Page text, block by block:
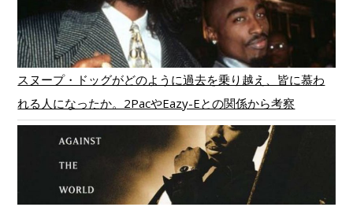
スヌープ・ドッグがどのように過去を乗り越え、皆に慕わ
れる人になったか。2PacやEazy-Eとの関係から考察